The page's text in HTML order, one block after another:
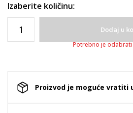
Izaberite količinu:
Dodaj u
Potrebno je odabrati
Proizvod je moguće vratiti